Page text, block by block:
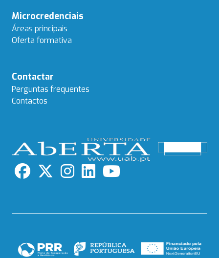
Microcredenciais
Áreas principais
Oferta formativa
Contactar
Perguntas frequentes
Contactos